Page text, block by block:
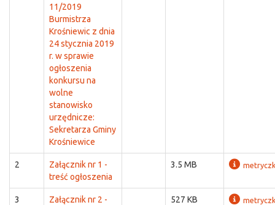
11/2019
Burmistrza
Krośniewic z dnia
24 stycznia 2019
r. w sprawie
ogłoszenia
konkursu na
wolne
stanowisko
urzędnicze:
Sekretarza Gminy
Krośniewice
2
Załącznik nr 1 -
treść ogłoszenia
3.5 MB
3
Załącznik nr 2 -
527 KB